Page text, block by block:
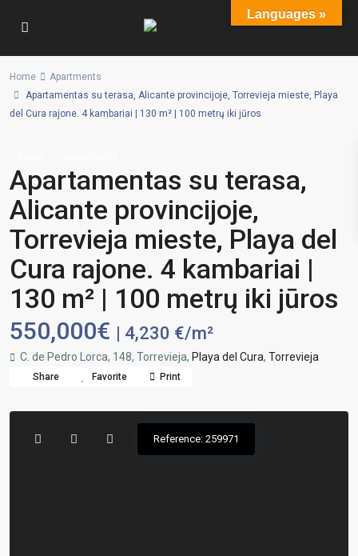
Home
Apartments
Apartamentas su terasa, Alicante provincijoje, Torrevieja mieste, Playa
del Cura rajone. 4 kambariai | 130 m² | 100 metrų iki jūros
Apartamentas su terasa,
Alicante provincijoje,
Torrevieja mieste, Playa del
Cura rajone. 4 kambariai |
130 m² | 100 metrų iki jūros
550,000€ | 4,230 €/m²
C. de Pedro Lorca, 148, Torrevieja, Playa del Cura, Torrevieja
Share Favorite Print
Reference: 259971
Languages »